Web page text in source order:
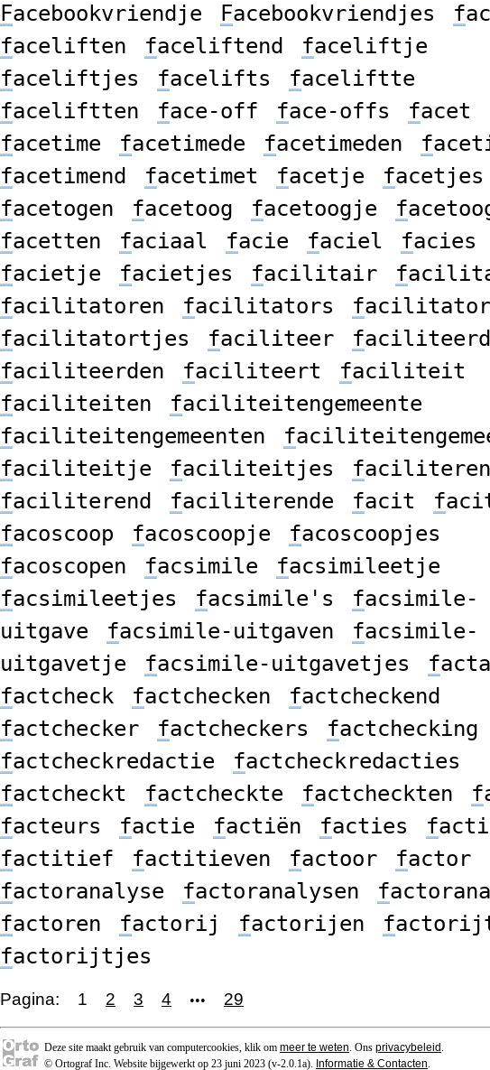
Facebookvriendje Facebookvriendjes f
faceliften faceliftend faceliftje
faceliftjes facelifts faceliftte
faceliftten face-off face-offs facet
facetime facetimede facetimeden f
facetimend facetimet facetje facetjes
facetogen facetoog facetoogje f
facetten faciaal facie faciel facies
facietje facietjes facilitair f
facilitatoren facilitators f
facilitatortjes faciliteer f
faciliteerden faciliteert faciliteit
faciliteiten faciliteitengemeente
faciliteitengemeenten f
faciliteitje faciliteitjes faciliteren
faciliterend faciliterende facit f
facoscoop facoscoopje facoscoopjes
facoscopen facsimile facsimileetje
facsimileetjes facsimile's facsimile-
uitgave
facsimile-uitgaven facsimile-
uitgavetje
facsimile-uitgavetjes facta
factcheck factchecken factcheckend
factchecker factcheckers factchecking
factcheckredactie factcheckredacties
factcheckt factcheckte factcheckten f
facteurs factie factiën facties f
factitief factitieven factoor factor
factoranalyse factoranalysen f
factoren factorij factorijen f
factorijtjes
Pagina: 1 2 3 4 ••• 29
Deze site maakt gebruik van computercookies, klik om meer te weten. Ons privacybeleid .
© Ortograf Inc. Website bijgewerkt op 23 juni 2023 (v-2.0.1a). Informatie & Contacten.